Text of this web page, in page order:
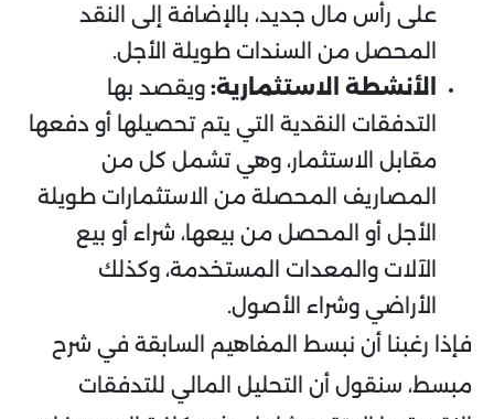
على رأس مال جديد، بالإضافة إلى النقد
المحصل من السندات طويلة الأجل.
الأنشطة الاستثمارية: ويقصد بها
التدفقات النقدية التي يتم تحصيلها أو دفعها
مقابل الاستثمار، وهي تشمل كل من
المصاريف المحصلة من الاستثمارات طويلة
الأجل أو المحصل من بيعها، شراء أو بيع
الآلات والمعدات المستخدمة، وكذلك
الأراضي وشراء الأصول.
فإذا رغبنا أن نبسط المفاهيم السابقة في شرح
مبسط، سنقول أن التحليل المالي للتدفقات